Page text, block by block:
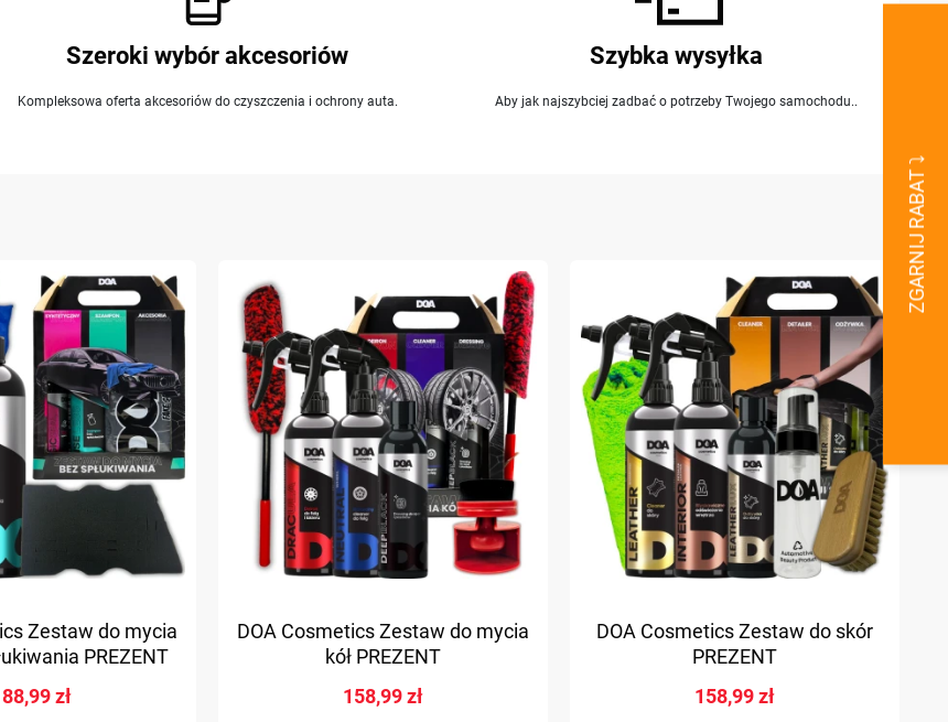
Szeroki wybór akcesoriów
Kompleksowa oferta akcesoriów do czyszczenia i ochrony auta.
Szybka wysyłka
Aby jak najszybciej zadbać o potrzeby Twojego samochodu..
Zestaw do mycia
PREZENT
zł
DOA Cosmetics Zestaw do mycia
kół PREZENT
158,99 zł
DOA Cosmetics Zestaw do skór
PREZENT
158,99 zł